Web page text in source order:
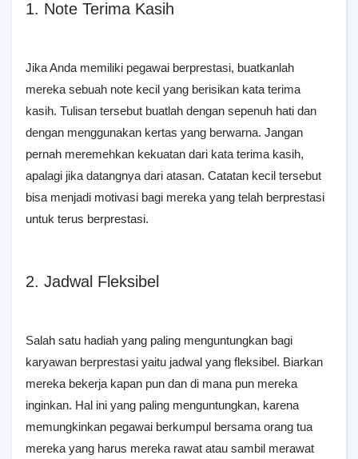
1. Note Terima Kasih
Jika Anda memiliki pegawai berprestasi, buatkanlah
mereka sebuah note kecil yang berisikan kata terima
kasih. Tulisan tersebut buatlah dengan sepenuh hati dan
dengan menggunakan kertas yang berwarna. Jangan
pernah meremehkan kekuatan dari kata terima kasih,
apalagi jika datangnya dari atasan. Catatan kecil tersebut
bisa menjadi motivasi bagi mereka yang telah berprestasi
untuk terus berprestasi.
2. Jadwal Fleksibel
Salah satu hadiah yang paling menguntungkan bagi
karyawan berprestasi yaitu jadwal yang fleksibel. Biarkan
mereka bekerja kapan pun dan di mana pun mereka
inginkan. Hal ini yang paling menguntungkan, karena
memungkinkan pegawai berkumpul bersama orang tua
mereka yang harus mereka rawat atau sambil merawat